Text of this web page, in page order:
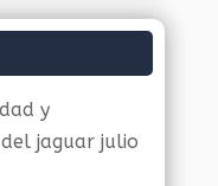
y
jaguar julio